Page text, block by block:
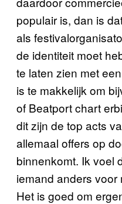
populair is, dan is
als
de identiteit moet
te laten zien met
is te makkelijk om
of Beatport chart
dit zijn de top acts
allemaal offers op
binnenkomt. Ik voel
iemand anders voor
Het is goed om